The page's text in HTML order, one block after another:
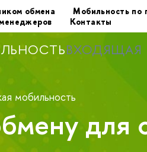
обмена Мобильность по
Контакты
мобильность